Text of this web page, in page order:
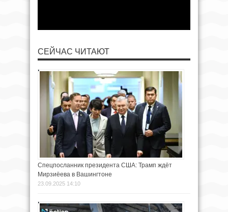
СЕЙЧАС ЧИТАЮТ
Спецпосланник президента США: Трамп ждёт
Мирзиёева в Вашингтоне
23.09.2025 14:10